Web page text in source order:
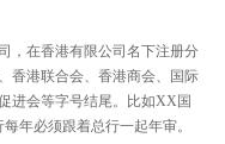
，在香港有限公司名下注册分
香港联合会、香港商会、国际
进会等字号结尾。比如XX国
年必须跟着总行一起年审。